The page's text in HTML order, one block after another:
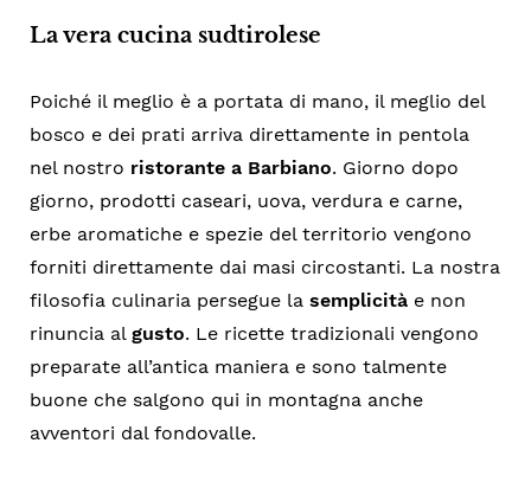
La vera cucina sudtirolese
Poiché il meglio è a portata di mano, il meglio del
bosco e dei prati arriva direttamente in pentola
nel nostro ristorante a Barbiano. Giorno dopo
giorno, prodotti caseari, uova, verdura e carne,
erbe aromatiche e spezie del territorio vengono
forniti direttamente dai masi circostanti. La nostra
filosofia culinaria persegue la semplicità e non
rinuncia al gusto. Le ricette tradizionali vengono
preparate all’antica maniera e sono talmente
buone che salgono qui in montagna anche
avventori dal fondovalle.